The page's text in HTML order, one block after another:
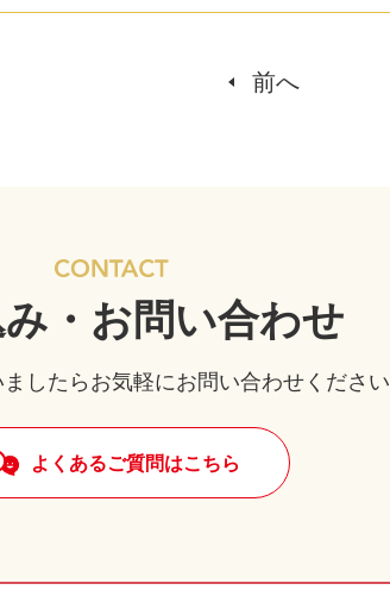
前へ
・お問い合わせ
したらお気軽にお問い合わせください
よくあるご質問はこちら